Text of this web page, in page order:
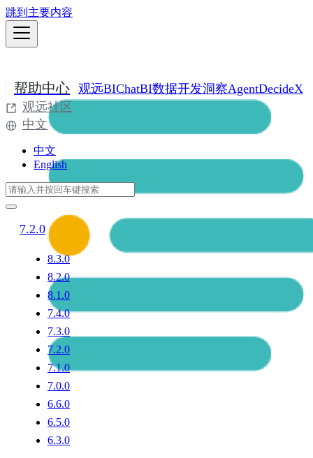
跳到主要内容
帮助中心 观远BIChatBI数据开发洞察AgentDecideX
观远社区
中文
中文
English
7.2.0
8.3.0
8.2.0
8.1.0
7.4.0
7.3.0
7.2.0
7.1.0
7.0.0
6.6.0
6.5.0
6.3.0